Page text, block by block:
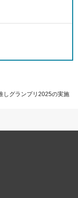
しグランプリ2025の実施